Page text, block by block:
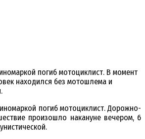
погиб мотоциклист. В момент
находился без мотошлема и
погиб мотоциклист. Дорожно-
произошло накануне вечером, 6